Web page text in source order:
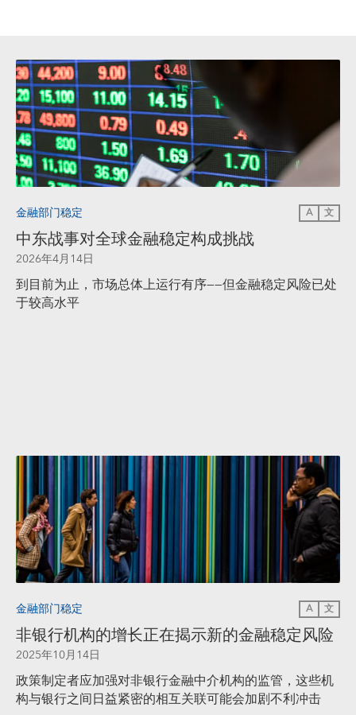
金融部门稳定 A 文
中东战事对全球金融稳定构成挑战
2026年4月14日
到目前为止，市场总体上运行有序——但金融稳定风险已处
于较高水平
金融部门稳定 A 文
非银行机构的增长正在揭示新的金融稳定风险
2025年10月14日
政策制定者应加强对非银行金融中介机构的监管，这些机
构与银行之间日益紧密的相互关联可能会加剧不利冲击